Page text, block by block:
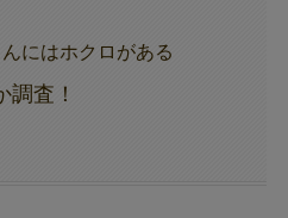
にはホクロがある
査！